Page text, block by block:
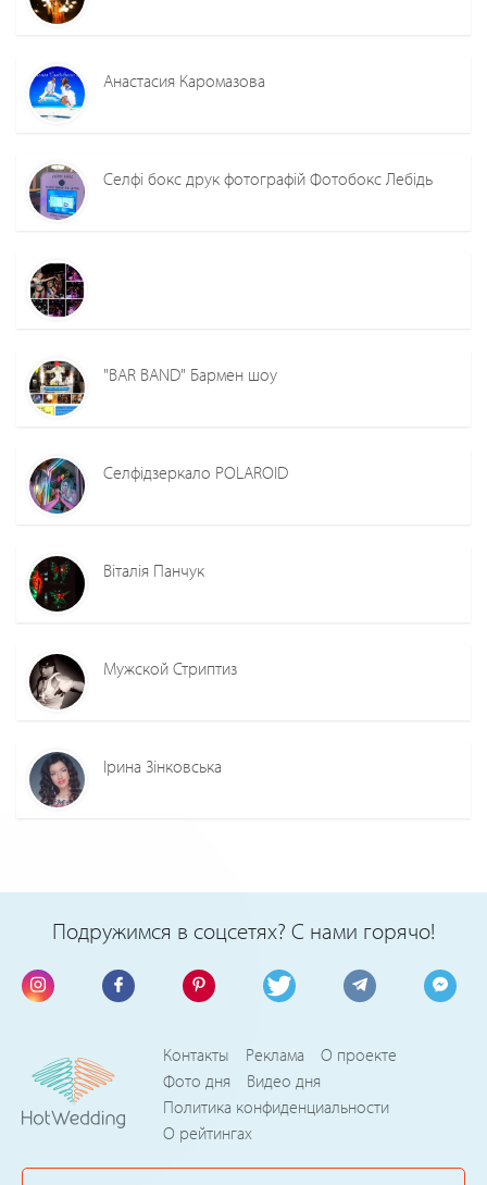
Анастасия Каромазова
Селфі бокс друк фотографій Фотобокс Лебідь
"BAR BAND" Бармен шоу
Селфідзеркало POLAROID
Віталія Панчук
Мужской Стриптиз
Ірина Зінковська
Подружимся в соцсетях? С нами горячо!
Контакты Реклама
О проекте
Фото дня
Видео дня
Политика конфиденциальности
О рейтингах